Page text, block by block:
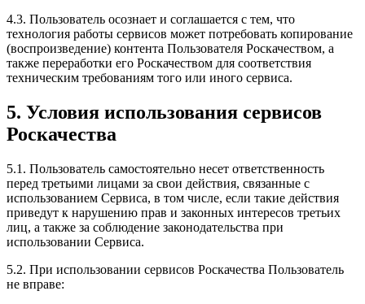
4.3. Пользователь осознает и соглашается с тем, что
технология работы сервисов может потребовать копирование
(воспроизведение) контента Пользователя Роскачеством, а
также переработки его Роскачеством для соответствия
техническим требованиям того или иного сервиса.
5. Условия использования сервисов
Роскачества
5.1. Пользователь самостоятельно несет ответственность
перед третьими лицами за свои действия, связанные с
использованием Сервиса, в том числе, если такие действия
приведут к нарушению прав и законных интересов третьих
лиц, а также за соблюдение законодательства при
использовании Сервиса.
5.2. При использовании сервисов Роскачества Пользователь
не вправе: